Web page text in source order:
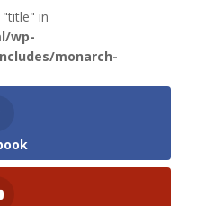
"title" in
wp-
monarch-